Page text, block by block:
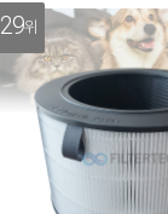
29위